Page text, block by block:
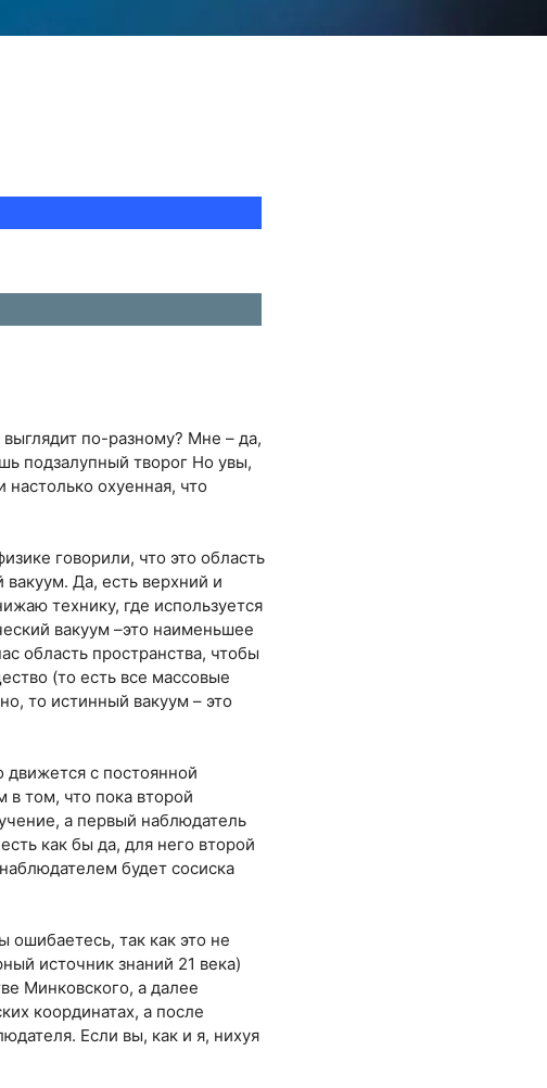
по-разному? Мне – да,
подзалупный творог Но увы,
охуенная, что
говорили, что это область
Да, есть верхний и
технику, где используется
вакуум –это наименьшее
область пространства, чтобы
(то есть все массовые
то истинный вакуум – это
с постоянной
в том, что пока второй
а первый наблюдатель
как бы да, для него второй
будет сосиска
ошибаетесь, так как это не
источник знаний 21 века)
Минковского, а далее
координатах, а после
Если вы, как и я, нихуя